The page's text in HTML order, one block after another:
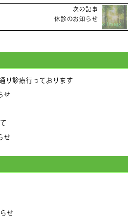
次の記事
休診のお知らせ
り診療行っております
せ
せ
せ